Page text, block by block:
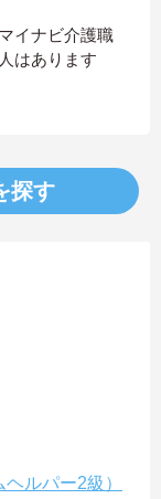
イナビ介護職
はあります
探す
ルパー2級）